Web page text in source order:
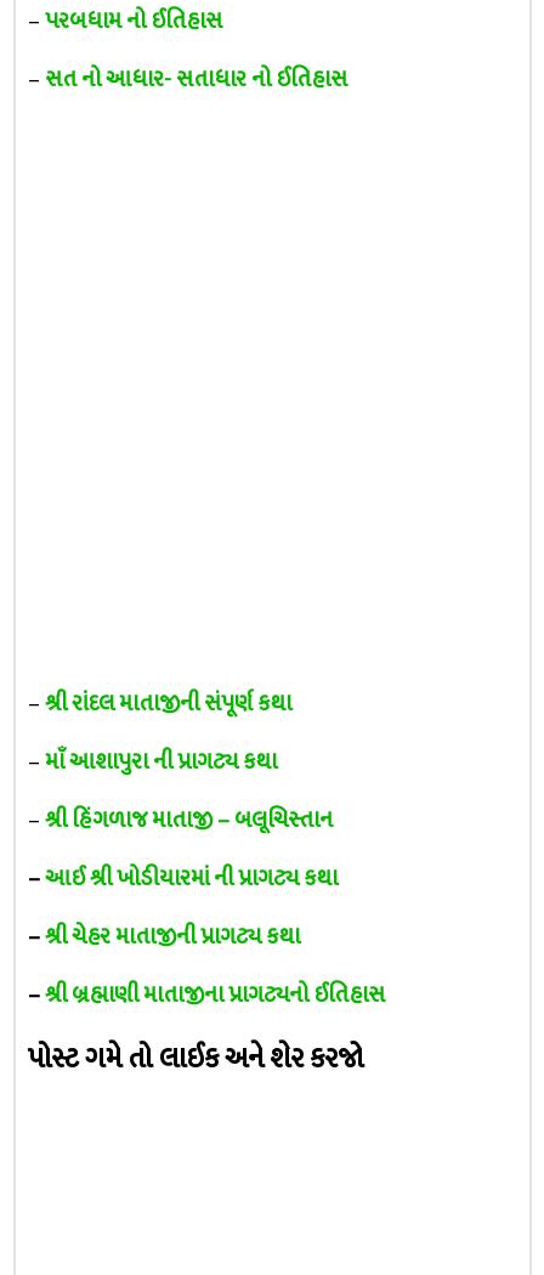
–પરબધામ નો ઈતિહાસ
–સત નો આધાર- સતાધાર નો ઈતિહાસ
–શ્રી રાંદલ માતાજીની સંપૂર્ણ કથા
–માઁ આશાપુરા ની પ્રાગટ્ય કથા
–શ્રી હિંગળાજ માતાજી – બલૂચિસ્તાન
–આઈ શ્રી ખોડીયારમાં ની પ્રાગટ્ય કથા
–શ્રી ચેહર માતાજીની પ્રાગટ્ય કથા
–શ્રી બ્રહ્માણી માતાજીના પ્રાગટ્યનો ઈતિહાસ
પોસ્ટ ગમે તો લાઈક અને શેર કરજો